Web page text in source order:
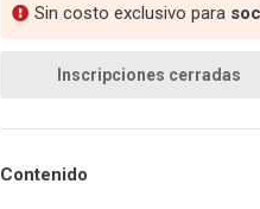
Sin costo exclusivo para
Inscripciones cerradas
Contenido